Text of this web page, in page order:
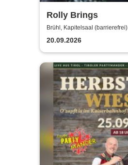
Rolly Brings
Brühl, Kapitelsaal (barrierefrei)
20.09.2026